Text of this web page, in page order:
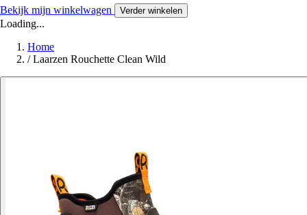
Bekijk mijn winkelwagen Verder winkelen
Loading...
Home
/ Laarzen Rouchette Clean Wild